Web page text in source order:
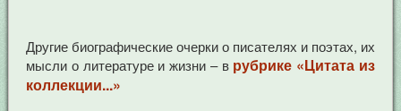
Другие биографические очерки о писателях и поэтах, их
мысли о литературе и жизни – в рубрике «Цитата из
коллекции...»